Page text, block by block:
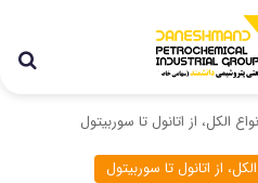
الکل، از اتانول تا سوربیتول
از اتانول تا سوربیتول
کشور، مجموعه پتروشیمی دانشمند
در حال فعالیت می باشد.